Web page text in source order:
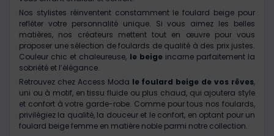
Nos stylistes réinventent constamment le foulard beige pour
refléter votre personnalité unique. Si vous aimez les belles
matières, nos créateurs mettent tout en œuvre pour vous
proposer une sélection de foulards de qualité à des prix justes.
Couleur chic et chaleureuse, le beigeincarne parfaitement la
sobriété et l’élégance.
Retrouvez chez Access Moda le foulard beige de vos rêves,
uni ou à motif, en tissu fluide ou plus chaud, qui ajoutera style
et confort à votre garde-robe. Comme pour tous nos foulards,
privilégiez la qualité, la douceur et le confort, en optant pour un
foulard beige femme en matière noble parmi notre collection.